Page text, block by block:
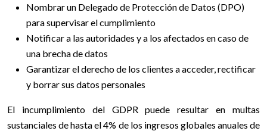
Nombrar un Delegado de Protección de Datos (DPO)
para supervisar el cumplimiento
Notificar a las autoridades y a los afectados en caso de
una brecha de datos
Garantizar el derecho de los clientes a acceder, rectificar
y borrar sus datos personales
El incumplimiento del GDPR puede resultar en multas
sustanciales de hasta el 4% de los ingresos globales anuales de